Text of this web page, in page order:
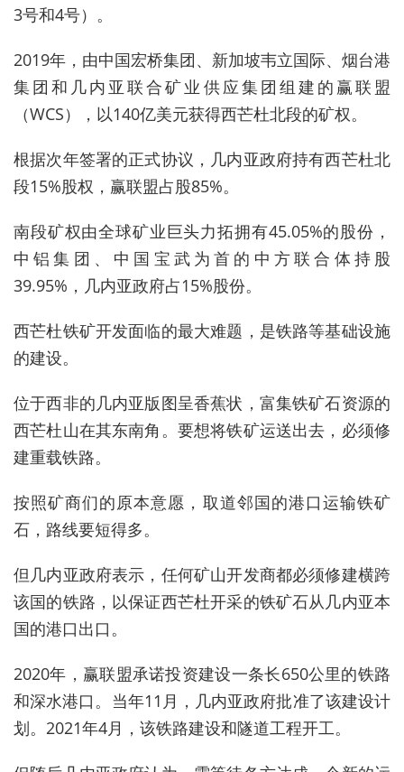
3号和4号）。
2019年，由中国宏桥集团、新加坡韦立国际、烟台港
集团和几内亚联合矿业供应集团组建的赢联盟
（WCS）
，以140亿美元获得西芒杜北段的矿权。
根据次年签署的正式协议，几内亚政府持有西芒杜北
段15%股权，赢联盟占股85%。
南段矿权由全球矿业巨头力拓拥有45.05%的股份，
中铝集团、中国宝武为首的中方联合体持股
39.95%，几内亚政府占15%股份。
西芒杜铁矿开发面临的最大难题 ，是铁路等基础设施
的建设。
位于西非的几内亚版图呈香蕉状，富集铁矿石资源的
西芒杜山在其东南角。要想将铁矿运送出去，必须修
建重载铁路。
按照矿商们的原本意愿， 取道邻国的港口运输铁矿
石， 路线要短得多。
但几内亚政府表示，任何矿山开发商都必须修建横跨
该国的铁路，以保证西芒杜开采的铁矿石从几内亚本
国的港口出口。
2020年，赢联盟承诺投资建设一条长650公里的铁路
和深水港口。当年11月，几内亚政府批准了该建设计
划。 2021年4月，该铁路建设和隧道工程开工。